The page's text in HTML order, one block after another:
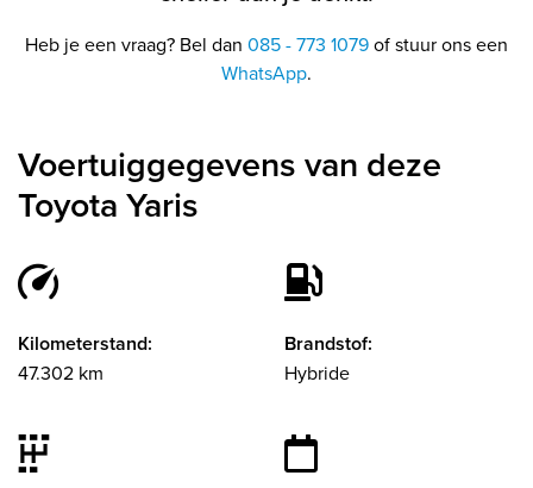
Heb je een vraag? Bel dan 085 - 773 1079of stuur ons een
WhatsApp.
Voertuiggegevens van deze
Toyota Yaris
Kilometerstand:
47.302 km
Brandstof:
Hybride